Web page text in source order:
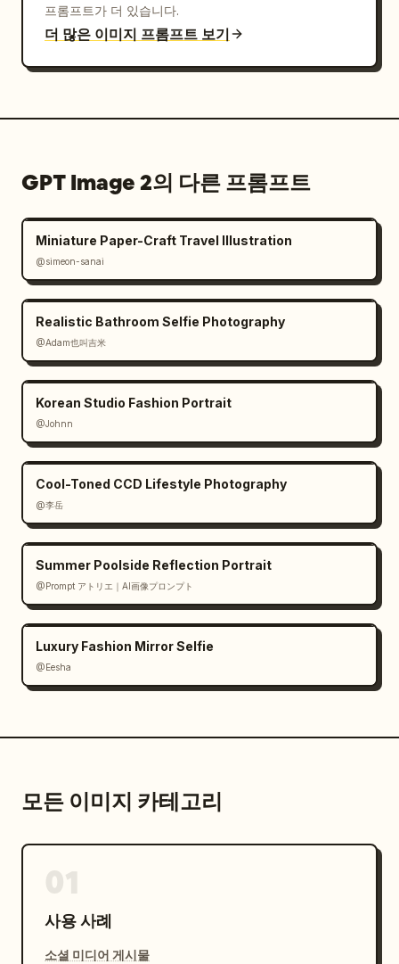
프롬프트가 더 있습니다.
더 많은 이미지 프롬프트 보기
GPT Image 2의 다른 프롬프트
Miniature Paper-Craft Travel Illustration
@simeon-sanai
Realistic Bathroom Selfie Photography
@Adam也叫吉米
Korean Studio Fashion Portrait
@Johnn
Cool-Toned CCD Lifestyle Photography
@李岳
Summer Poolside Reflection Portrait
@Prompt アトリエ｜AI画像プロンプト
Luxury Fashion Mirror Selfie
@Eesha
모든 이미지 카테고리
사용 사례
소셜 미디어 게시물